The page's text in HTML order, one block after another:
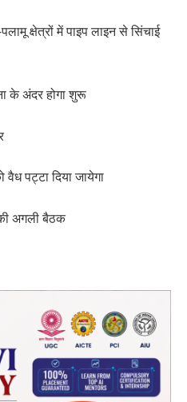
क्षेत्रों में पाइप लाइन से सिंचाई
के अंदर होगा शुरू
पट्टा दिया जायेगा
अगली बैठक